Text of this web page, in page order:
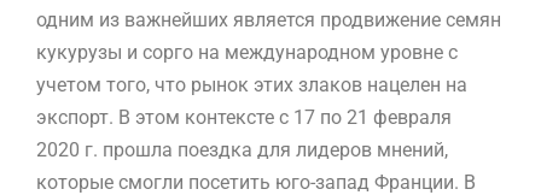
одним из важнейших является продвижение семян
кукурузы и сорго на международном уровне с
учетом того, что рынок этих злаков нацелен на
экспорт. В этом контексте с 17 по 21 февраля
2020 г. прошла поездка для лидеров мнений,
которые смогли посетить юго-запад Франции. В